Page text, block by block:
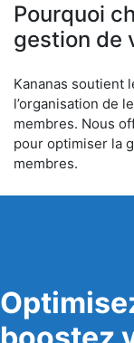
Pourquoi
gestion de
Kananas soutient
l’organisation de
membres. Nous
pour optimiser la
membres.